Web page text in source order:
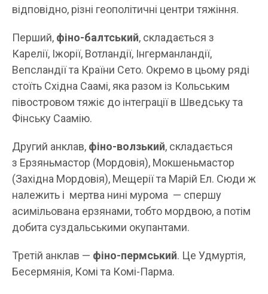
відповідно, різні геополітичні центри тяжіння.
Перший, фіно-балтський, складається з
Карелії, Іжорії, Вотландії, Інгерманландії,
Вепсландії та Країни Сето. Окремо в цьому ряді
стоїть Східна Саамі, яка разом із Кольським
півостровом тяжіє до інтеграції в Шведську та
Фінську Саамію.
Другий анклав, фіно-волзький, складається
з Ерзяньмастор (Мордовія), Мокшеньмастор
(Західна Мордовія), Мещерії та Марій Ел. Сюди ж
належить і мертва нині мурома — спершу
асимільована ерзянами, тобто мордвою, а потім
добита суздальськими окупантами.
Третій анклав — фіно-пермський. Це Удмуртія,
Бесермянія, Комі та Комі-Парма.